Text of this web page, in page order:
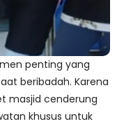
penting yang
beribadah. Karena
masjid cenderung
khusus untuk